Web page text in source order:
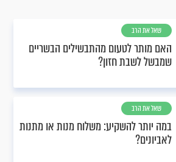
שאל את הרב
האם מותר לטעום מהתבשילים הבשריים
שמבשל לשבת חזון?
שאל את הרב
במה יותר להשקיע: משלוח מנות או מתנות
לאביונים?